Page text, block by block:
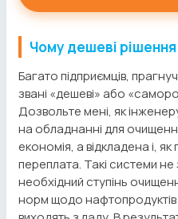
Чому дешеві
Багато підприємців,
звані «дешеві» або
Дозвольте мені, як
на обладнанні для
економія, а відкладена і,
переплата. Такі системи не
необхідний ступінь
норм щодо нафтопродуктів